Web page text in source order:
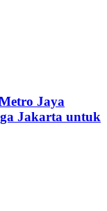
Jaya
Jakarta untuk